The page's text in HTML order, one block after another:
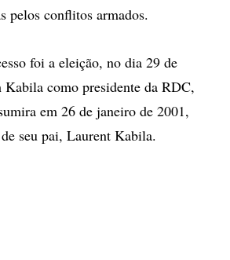
pelos conflitos armados.
foi a eleição, no dia 29 de
Kabila como presidente da RDC,
em 26 de janeiro de 2001,
seu pai, Laurent Kabila.